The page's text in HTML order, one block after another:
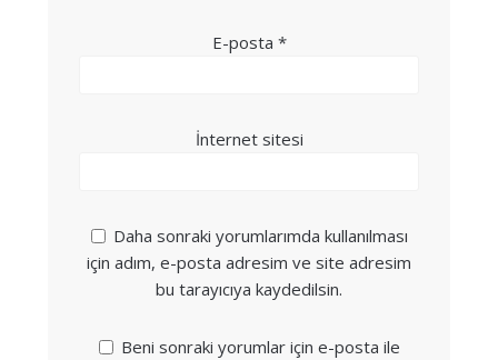
E-posta *
İnternet sitesi
Daha sonraki yorumlarımda kullanılması
için adım, e-posta adresim ve site adresim
bu tarayıcıya kaydedilsin.
Beni sonraki yorumlar için e-posta ile